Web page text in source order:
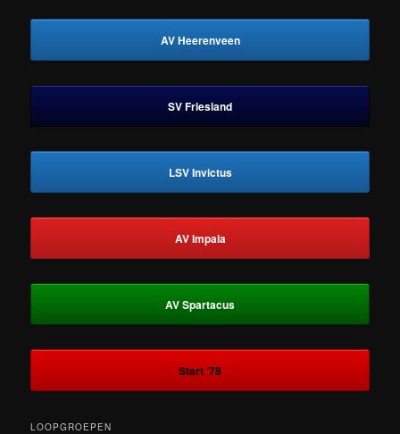
AV Heerenveen
SV Friesland
LSV Invictus
AV Impala
AV Spartacus
Start ‘78
LOOPGROEPEN